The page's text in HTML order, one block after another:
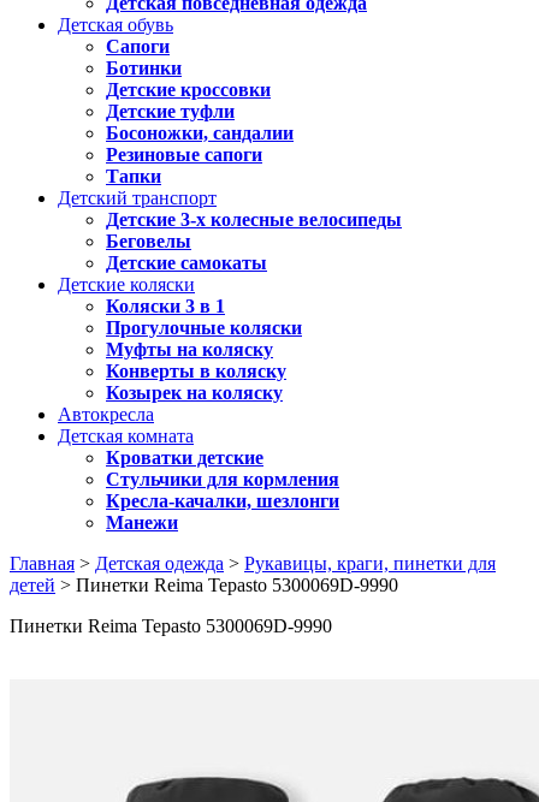
Детская обувь
Сапоги
Ботинки
Детские кроссовки
Детские туфли
Босоножки, сандалии
Резиновые сапоги
Тапки
Детский транспорт
Детские 3-х колесные велосипеды
Беговелы
Детские самокаты
Детские коляски
Коляски 3 в 1
Прогулочные коляски
Муфты на коляску
Конверты в коляску
Козырек на коляску
Автокресла
Детская комната
Кроватки детские
Стульчики для кормления
Кресла-качалки, шезлонги
Манежи
Главная > Детская одежда > Рукавицы, краги, пинетки для
детей > Пинетки Reima Tepasto 5300069D-9990
Пинетки Reima Tepasto 5300069D-9990